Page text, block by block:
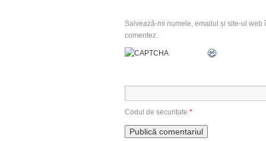
Salvează-mi numele, emailul și site-ul
comentez.
Codul de securitate *